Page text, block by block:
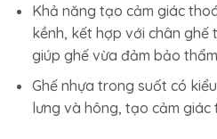
Khả năng tạo cảm giác
kềnh, kết hợp với chân ghế
giúp ghế vừa đảm bảo
Ghế nhựa trong suốt có
lưng và hông, tạo cảm giác